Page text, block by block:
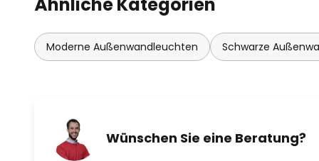
Ähnliche Kategorien
Moderne Außenwandleuchten Schwarze
Wünschen Sie eine Beratung?